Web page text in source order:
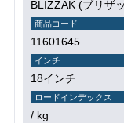
BLIZZAK (ブリザ
商品コード
11601645
インチ
18インチ
ロードインデックス
/ kg